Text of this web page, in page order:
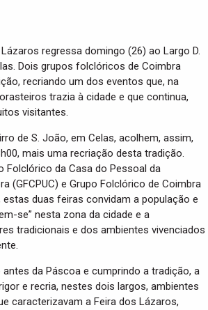
regressa domingo (26) ao Largo D.
Dois grupos folclóricos de Coimbra
recriando um dos eventos que, na
trazia à cidade e que continua,
visitantes.
de S. João, em Celas, acolhem, assim,
mais uma recriação desta tradição.
Folclórico da Casa do Pessoal da
(GFCPUC) e Grupo Folclórico de Coimbra
estas duas feiras convidam a população e
se” nesta zona da cidade e a
tradicionais e dos ambientes vivenciados
da Páscoa e cumprindo a tradição, a
e recria, nestes dois largos, ambientes
caracterizavam a Feira dos Lázaros,